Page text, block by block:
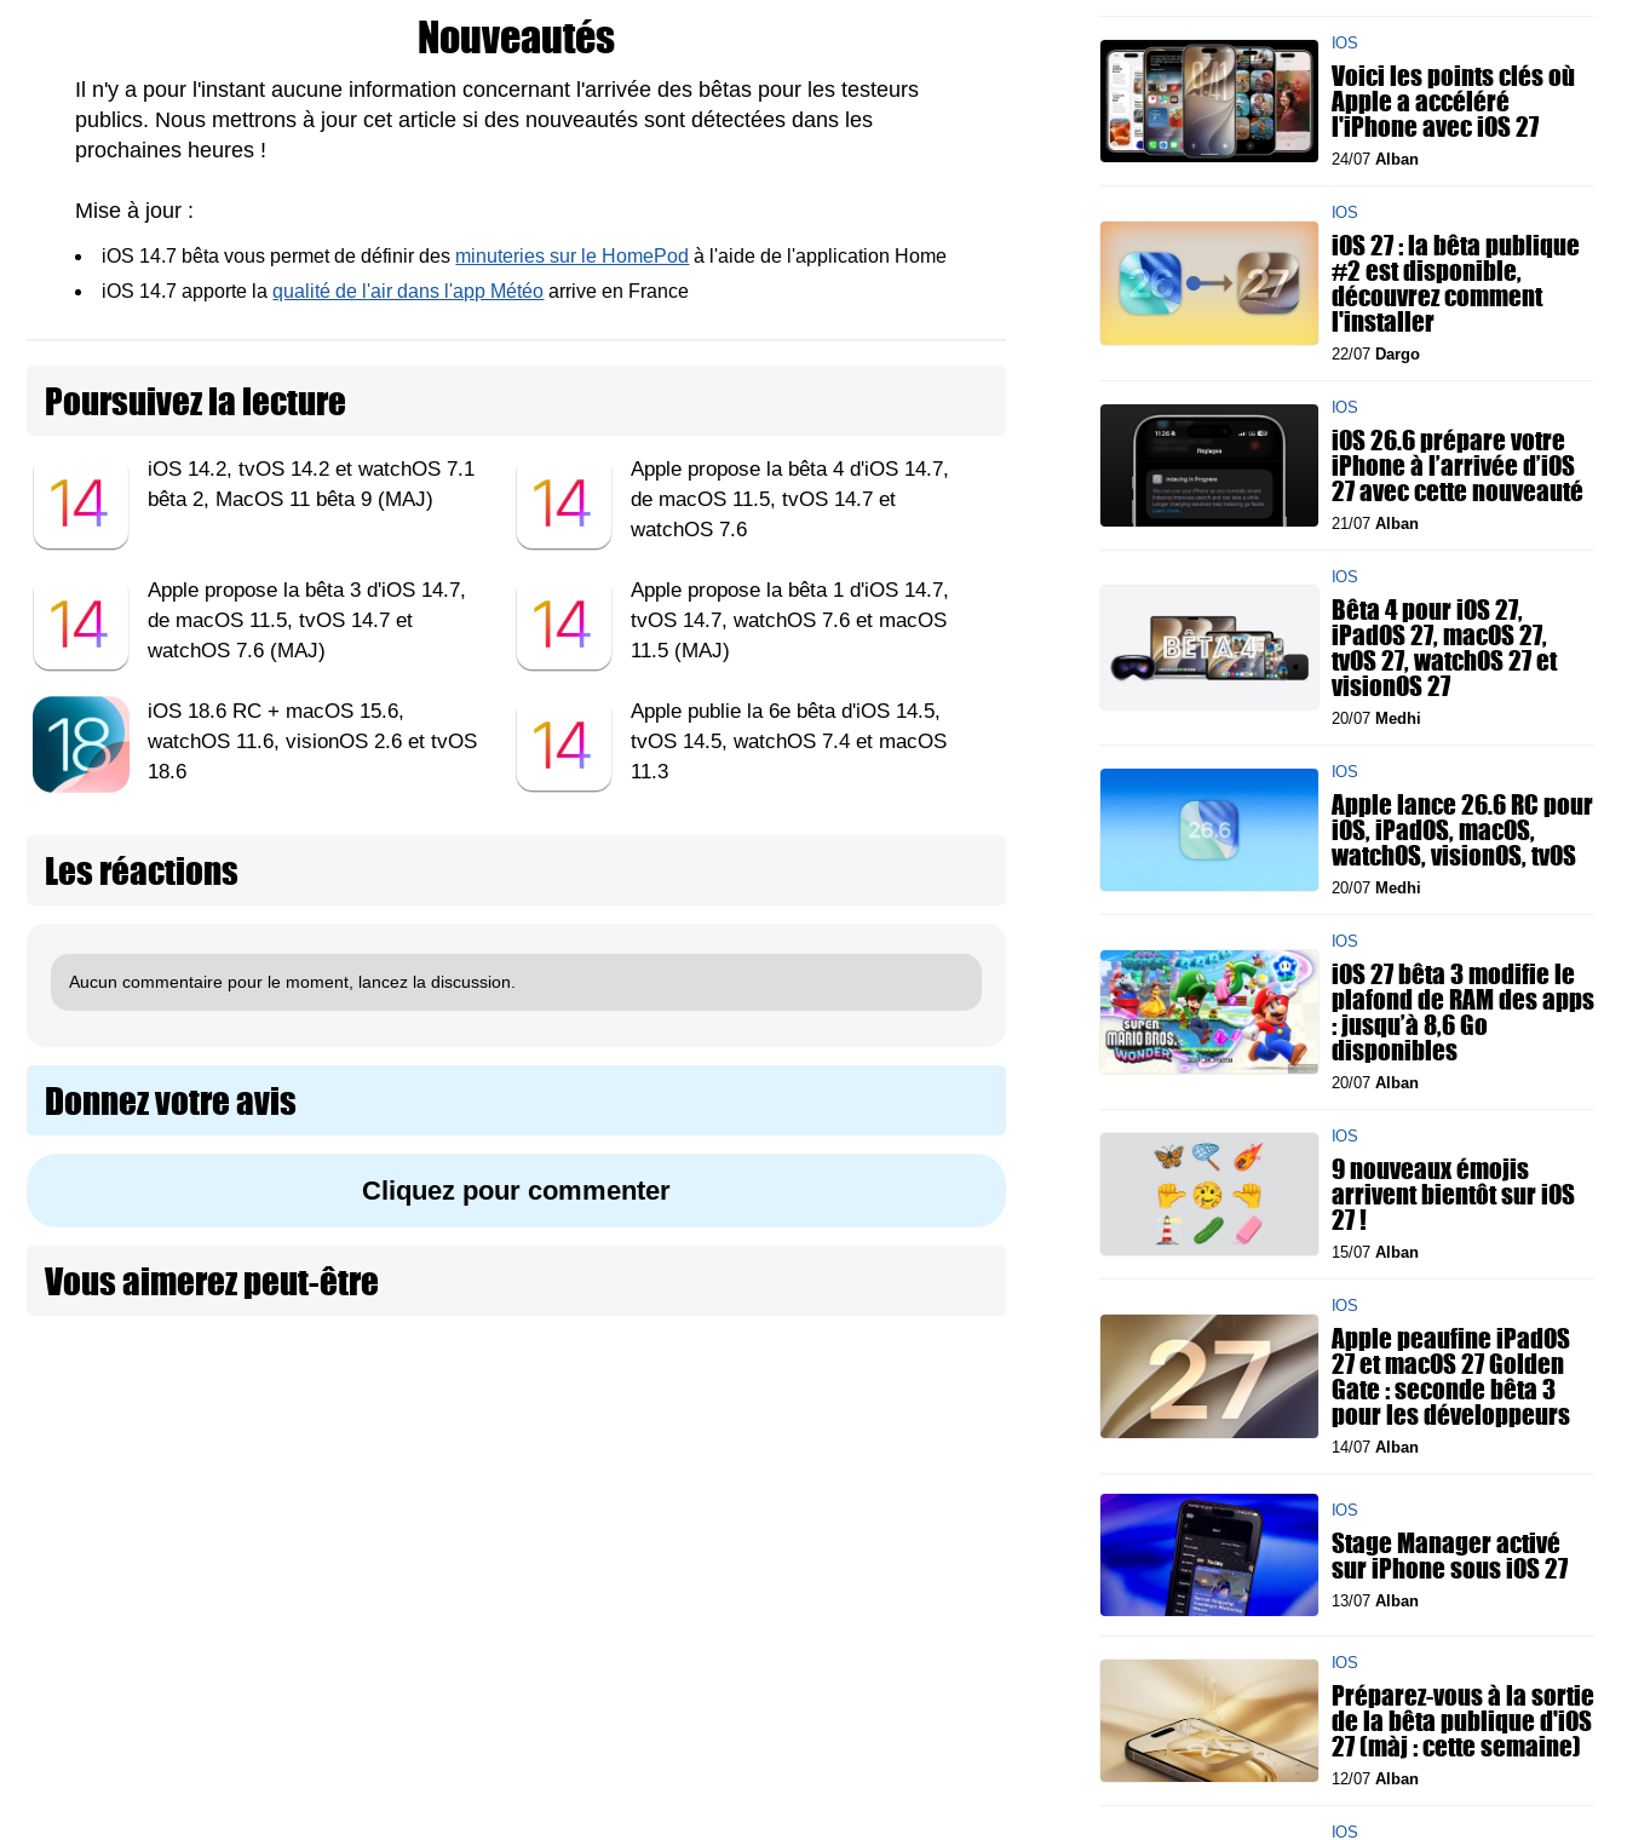
Nouveautés
Il n'y a pour l'instant aucune information concernant l'arrivée des bêtas pour les testeurs
publics. Nous mettrons à jour cet article si des nouveautés sont détectées dans les
prochaines heures !
Mise à jour :
iOS 14.7 bêta vous permet de définir des minuteries sur le HomePod à l'aide de l'application Home
iOS 14.7 apporte laqualité de l'air dans l'app Météo arrive en France
Poursuivez la lecture
iOS 14.2, tvOS 14.2 et watchOS 7.1
bêta 2, MacOS 11 bêta 9 (MAJ)
Apple propose la bêta 4 d'iOS 14.7,
de macOS 11.5, tvOS 14.7 et
watchOS 7.6
Apple propose la bêta 3 d'iOS 14.7,
de macOS 11.5, tvOS 14.7 et
watchOS 7.6 (MAJ)
Apple propose la bêta 1 d'iOS 14.7,
tvOS 14.7, watchOS 7.6 et macOS
11.5 (MAJ)
iOS 18.6 RC + macOS 15.6,
watchOS 11.6, visionOS 2.6 et tvOS
18.6
Apple publie la 6e bêta d'iOS 14.5,
tvOS 14.5, watchOS 7.4 et macOS
11.3
Les réactions
Aucun commentaire pour le moment, lancez la discussion.
Donnez votre avis
Cliquez pour commenter
Vous aimerez peut-être
IOS
Voici les points clés où
Apple a accéléré
l'iPhone avec iOS 27
24/07 Alban
IOS
iOS 27 : la bêta publique
#2 est disponible,
découvrez comment
l'installer
22/07 Dargo
IOS
iOS 26.6 prépare votre
iPhone à l’arrivée d’iOS
27 avec cette nouveauté
21/07 Alban
IOS
Bêta 4 pour iOS 27,
iPadOS 27, macOS 27,
tvOS 27, watchOS 27 et
visionOS 27
20/07 Medhi
IOS
Apple lance 26.6 RC pour
iOS, iPadOS, macOS,
watchOS, visionOS, tvOS
20/07 Medhi
IOS
iOS 27 bêta 3 modifie le
plafond de RAM des apps
: jusqu’à 8,6 Go
disponibles
20/07 Alban
IOS
9 nouveaux émojis
arrivent bientôt sur iOS
27 !
15/07 Alban
IOS
Apple peaufine iPadOS
27 et macOS 27 Golden
Gate : seconde bêta 3
pour les développeurs
14/07 Alban
IOS
Stage Manager activé
sur iPhone sous iOS 27
13/07 Alban
IOS
Préparez-vous à la sortie
de la bêta publique d'iOS
27 (màj : cette semaine)
12/07 Alban
IOS